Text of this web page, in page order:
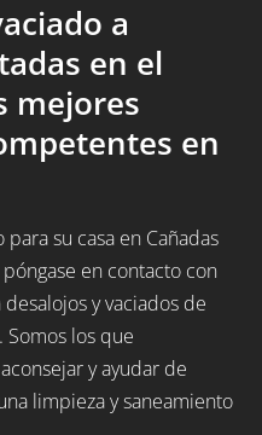
a
en el
mejores
en
su casa en Cañadas
en contacto con
y vaciados de
los que
y ayudar de
limpieza y saneamiento